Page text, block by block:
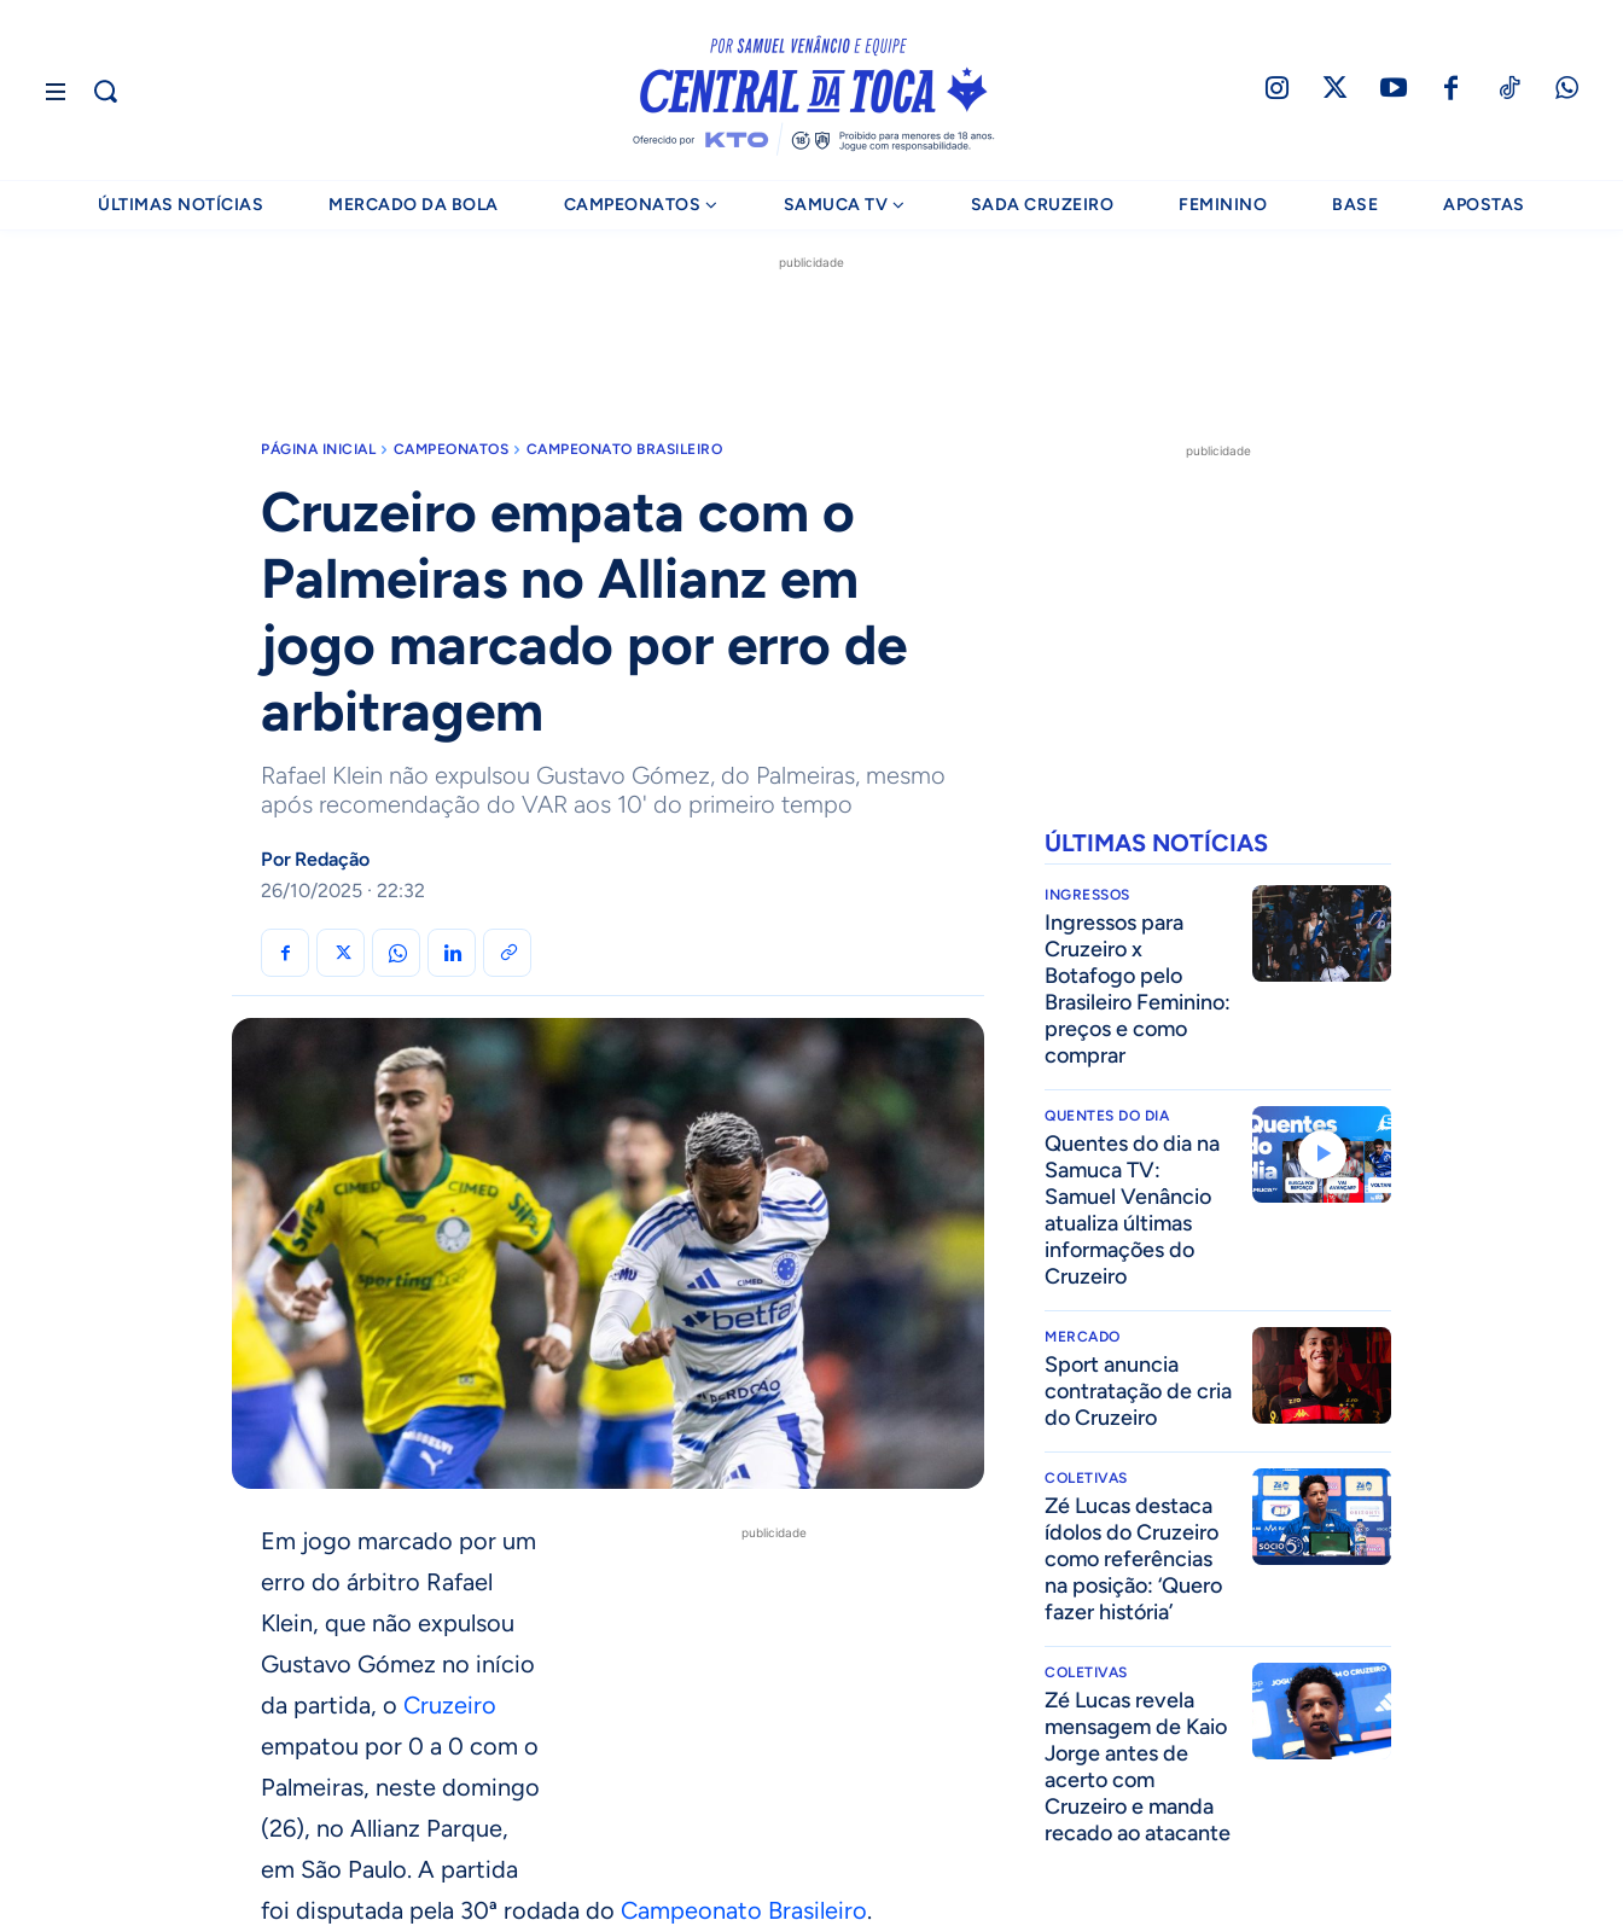
ÚLTIMAS NOTÍCIAS MERCADO DA BOLA CAMPEONATOS SAMUCA TV SADA CRUZEIRO FEMININO BASE APOSTAS
publicidade
PÁGINA INICIAL CAMPEONATOS CAMPEONATO BRASILEIRO
Cruzeiro empata com o
Palmeiras no Allianz em
jogo marcado por erro de
arbitragem
Rafael Klein não expulsou Gustavo Gómez, do Palmeiras, mesmo
após recomendação do VAR aos 10' do primeiro tempo
Por Redação
26/10/2025 · 22:32
publicidade
Em jogo marcado por um
erro do árbitro Rafael
Klein, que não expulsou
Gustavo Gómez no início
da partida, o Cruzeiro
empatou por 0 a 0 com o
Palmeiras, neste domingo
(26), no Allianz Parque,
em São Paulo. A partida
foi disputada pela 30ª rodada do Campeonato Brasileiro.
publicidade
ÚLTIMAS NOTÍCIAS
INGRESSOS
Ingressos para
Cruzeiro x
Botafogo pelo
Brasileiro Feminino:
preços e como
comprar
QUENTES DO DIA
Quentes do dia na
Samuca TV:
Samuel Venâncio
atualiza últimas
informações do
Cruzeiro
MERCADO
Sport anuncia
contratação de cria
do Cruzeiro
COLETIVAS
Zé Lucas destaca
ídolos do Cruzeiro
como referências
na posição: ‘Quero
fazer história’
COLETIVAS
Zé Lucas revela
mensagem de Kaio
Jorge antes de
acerto com
Cruzeiro e manda
recado ao atacante